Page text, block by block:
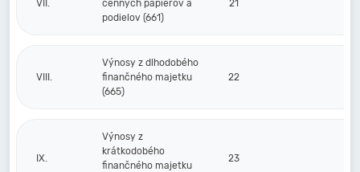
VII.
cenných papierov a
podielov (661)
21
VIII.
Výnosy z dlhodobého
finančného majetku
(665)
22
IX.
Výnosy z
krátkodobého
finančného majetku
23